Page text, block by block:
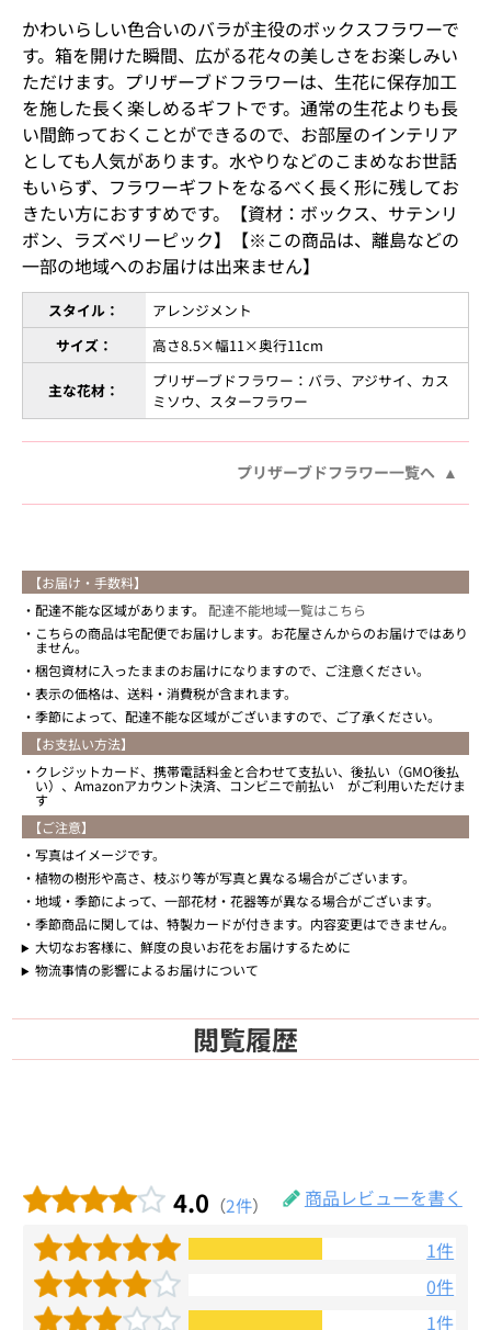
かわいらしい色合いのバラが主役のボックスフラワーで
す。箱を開けた瞬間、広がる花々の美しさをお楽しみい
ただけます。プリザーブドフラワーは、生花に保存加工
を施した長く楽しめるギフトです。通常の生花よりも長
い間飾っておくことができるので、お部屋のインテリア
としても人気があります。水やりなどのこまめなお世話
もいらず、フラワーギフトをなるべく長く形に残してお
きたい方におすすめです。【資材：ボックス、サテンリ
ボン、ラズベリーピック】【※この商品は、離島などの
一部の地域へのお届けは出来ません】
スタイル：
アレンジメント
サイズ：
高さ8.5×幅11×奥行11cm
主な花材：
プリザーブドフラワー：バラ、アジサイ、カス
ミソウ、スターフラワー
プリザーブドフラワー一覧へ
【お届け・手数料】
配達不能な区域があります。 配達不能地域一覧はこちら
こちらの商品は宅配便でお届けします。お花屋さんからのお届けではあり
ません。
梱包資材に入ったままのお届けになりますので、ご注意ください。
表示の価格は、送料・消費税が含まれます。
季節によって、配達不能な区域がございますので、ご了承ください。
【お支払い方法】
クレジットカード、携帯電話料金と合わせて支払い、後払い（GMO後払
い）、Amazonアカウント決済、コンビニで前払い がご利用いただけま
す
【ご注意】
写真はイメージです。
植物の樹形や高さ、枝ぶり等が写真と異なる場合がございます。
地域・季節によって、一部花材・花器等が異なる場合がございます。
季節商品に関しては、特製カードが付きます。内容変更はできません。
大切なお客様に、鮮度の良いお花をお届けするために
物流事情の影響によるお届けについて
閲覧履歴
4.0 （2件）
商品レビューを書く
1件
0件
1件